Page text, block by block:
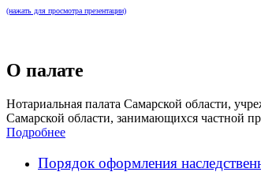
(нажать для просмотра презентации)
О палате
Нотариальная палата Самарской области,
Самарской области, занимающихся частной
Подробнее
Порядок оформления